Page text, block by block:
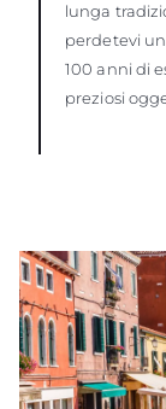
lunga
perdetevi
100 anni di
preziosi